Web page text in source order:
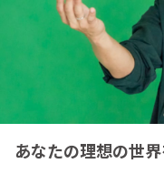
あなたの理想の世